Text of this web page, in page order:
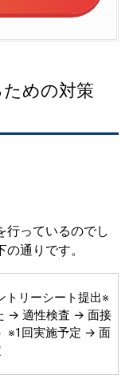
めの対策
行っているのでし
通りです。
トリーシート提出※
→ 適性検査 → 面接
※1回実施予定 → 面